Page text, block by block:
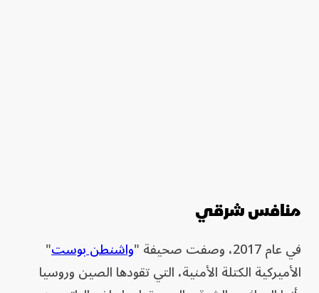
منافس شرقي
في عام 2017، وصفت صحيفة " واشنطن بوست"
الأميركية الكتلة الأمنية، التي تقودها الصين وروسيا